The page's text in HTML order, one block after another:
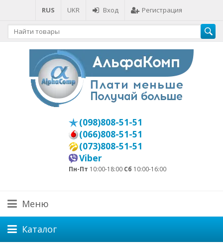
RUS UKR Вход Регистрация
(098)808-51-51
(066)808-51-51
(073)808-51-51
Viber
Пн-Пт 10:00-18:00 Сб 10:00-16:00
Меню
Каталог